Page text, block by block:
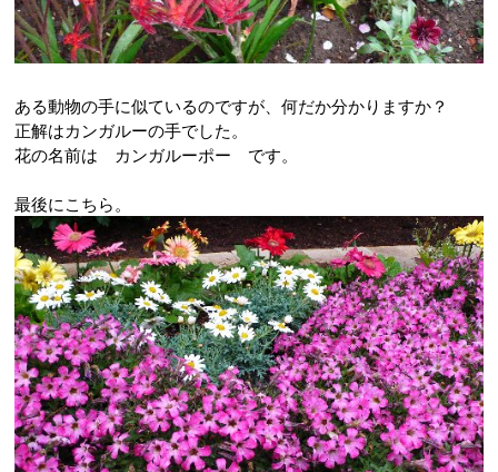
ある動物の手に似ているのですが、何だか分かりますか？
正解はカンガルーの手でした。
花の名前は カンガルーポー です。
最後にこちら。